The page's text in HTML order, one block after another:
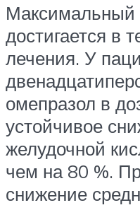
достигается в
лечения. У
омепразол в
устойчивое
желудочной
чем на 80 %.
снижение